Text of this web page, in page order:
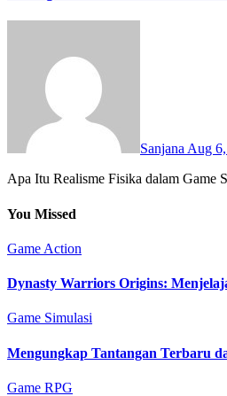
SanjanaAug
Apa Itu Realisme Fisika dalam
You Missed
Game Action
Dynasty Warriors Origins:
Game Simulasi
Mengungkap Tantangan Terbaru
Game RPG